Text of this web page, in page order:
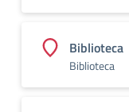
Biblioteca
Biblioteca